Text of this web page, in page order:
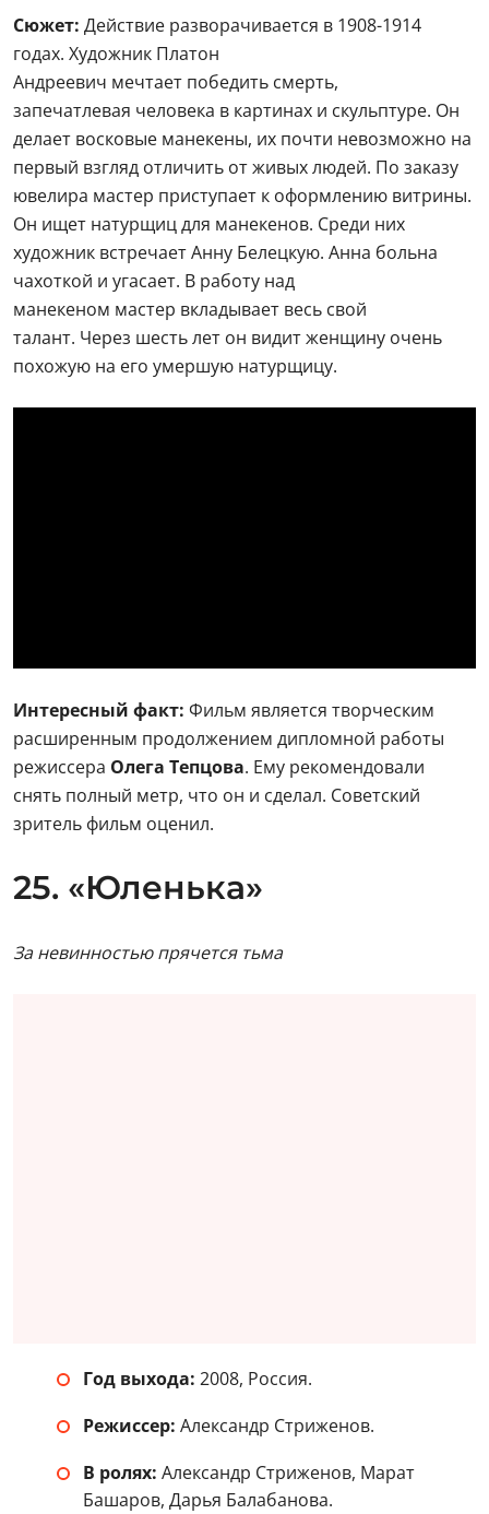
Сюжет: Действие разворачивается в 1908-1914
годах. Художник Платон
Андреевич мечтает победить смерть,
запечатлевая человека в картинах и скульптуре. Он
делает восковые манекены, их почти невозможно на
первый взгляд отличить от живых людей. По заказу
ювелира мастер приступает к оформлению витрины.
Он ищет натурщиц для манекенов. Среди них
художник встречает Анну Белецкую. Анна больна
чахоткой и угасает. В работу над
манекеном мастер вкладывает весь свой
талант. Через шесть лет он видит женщину очень
похожую на его умершую натурщицу.
Интересный факт: Фильм является творческим
расширенным продолжением дипломной работы
режиссера Олега Тепцова. Ему рекомендовали
снять полный метр, что он и сделал. Советский
зритель фильм оценил.
25. «Юленька»
За невинностью прячется тьма
Год выхода: 2008, Россия.
Режиссер: Александр Стриженов.
В ролях: Александр Стриженов, Марат
Башаров, Дарья Балабанова.